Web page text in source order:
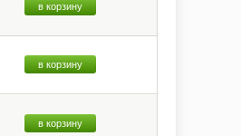
в корзину
в корзину
в корзину